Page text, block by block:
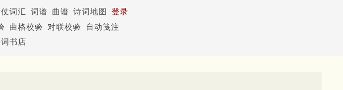
词汇 词谱 曲谱 诗词地图
登录
曲格校验 对联校验
自动笺注
书店